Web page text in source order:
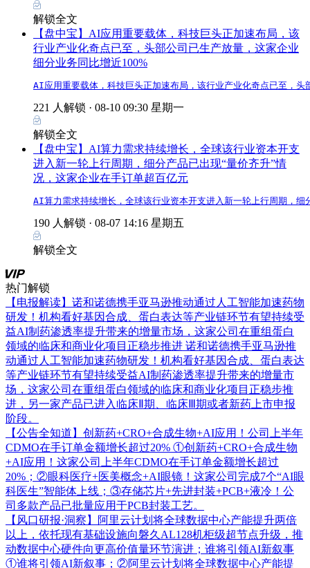
解锁全文
【盘中宝】AI应用重要载体，科技巨头正加速布局，该
行业产业化奇点已至，头部公司已生产放量，这家企业
细分业务同比增近100%
AI应用重要载体，科技巨头正加速布局，该行业产业化奇点已至，
221 人解锁 · 08-10 09:30 星期一
解锁全文
【盘中宝】AI算力需求持续增长，全球该行业资本开支
进入新一轮上行周期，细分产品已出现“量价齐升”情
况，这家企业在手订单超百亿元
AI算力需求持续增长，全球该行业资本开支进入新一轮上行周期，
190 人解锁 · 08-07 14:16 星期五
解锁全文
热门解锁
【电报解读】诺和诺德携手亚马逊推动通过人工智能加速药物
研发！机构看好基因合成、蛋白表达等产业链环节有望持续受
益AI制药渗透率提升带来的增量市场，这家公司在重组蛋白
领域的临床和商业化项目正稳步推进 诺和诺德携手亚马逊推
动通过人工智能加速药物研发！机构看好基因合成、蛋白表达
等产业链环节有望持续受益AI制药渗透率提升带来的增量市
场，这家公司在重组蛋白领域的临床和商业化项目正稳步推
进，另一家产品已进入临床Ⅱ期、临床Ⅲ期或者新药上市申报
阶段。
【公告全知道】创新药+CRO+合成生物+AI应用！公司上半年
CDMO在手订单金额增长超过20% ①创新药+CRO+合成生物
+AI应用！这家公司上半年CDMO在手订单金额增长超过
20%；②眼科医疗+医美概念+AI眼镜！这家公司完成7个“AI眼
科医生”智能体上线；③存储芯片+先进封装+PCB+液冷！公
司多款产品已批量应用于PCB封装工艺。
【风口研报·洞察】阿里云计划将全球数据中心产能提升两倍
以上，依托现有基础设施向磐久AL128机柜级超节点升级，推
动数据中心硬件向更高价值量环节演进；谁将引领AI新叙事
①谁将引领AI新叙事；②阿里云计划将全球数据中心产能提